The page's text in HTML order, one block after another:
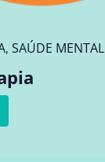
, SAÚDE MENTAL